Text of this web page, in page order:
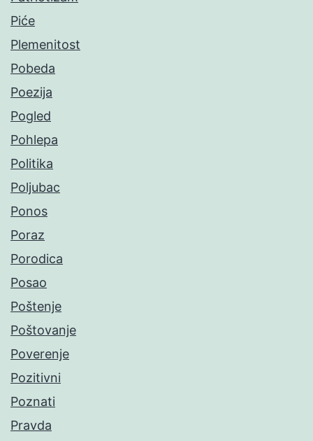
Piće
Plemenitost
Pobeda
Poezija
Pogled
Pohlepa
Politika
Poljubac
Ponos
Poraz
Porodica
Posao
Poštenje
Poštovanje
Poverenje
Pozitivni
Poznati
Pravda